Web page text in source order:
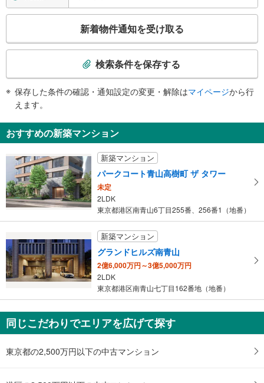
Ａ４出口
バスのりば、青南小学校、青山生涯学習館、南青山３・４丁目
南青山第一マンションズ、フロムファーストビル、根津美術館、岡本太郎記念
学院大学、 アイビーホール（青学会館）、住友南青山ビル、小原流会館、ニ
ッカウヰスキー本社ビル、青山通り、骨董通り、南青山５丁目
（利用時間 ６：００～２２：００）、Ａｏ（アオ）ビル、 紀ノ国屋インタ
ーナショナル、国際連合大学本部、バスのりば１番、コスモス青山、 東京ウ
ィメンズプラザ、 東京都住宅供給公社（ＪＫＫ東京）、青山通り、北青山３
丁目（渋谷側）、神宮前５丁目
Ｂ３出口
青山ライズスクエア、 ＪＣＢ本社、ふくい南青山２９１、南青山５丁目
Ｂ４出口
表参道交差点、みずほ銀行、明治安田生命青山パラシオ、表参道、青山通り、
北青山３丁目（渋谷側）、神宮前５・６丁目
Ｂ５出口
（利用時間 ６：００～２２：３０）、明治安田生命青山パラシオ
・青山学院方面改札・青山通り方面改札⇔Ｂ３出口
［千代田線］
・ホーム⇔表参道交差点改札（Ｂ２Ｆ）⇔北青山方面改札（Ｂ１Ｆ）
エスカレータ
［銀座線］［半蔵門線］
・各ホーム⇔改札
・青山学院方面改札・青山通り方面改札⇔Ｂ３出口
・青山学院方面改札⇔Ｂ４出口
・表参道交差点改札⇔Ａ３出口手前（Ｂ１Ｆ）
・青山通り方面改札⇔Ａ４・Ａ５出口手前（Ｂ１Ｆ）
［千代田線］
・ホーム⇔各改札
・神宮前・原宿方面改札⇔Ｂ５出口
トイレ
《多機能トイレ》
・青山学院方面改札外（Ｂ２Ｆ）
・Ｂ４出口付近（Ｂ１Ｆ）
その他
・ＡＥＤ
検
知
を
取
る
・
を
マ
イ
ペ
に
保
す
新着物件通知を受け取る
検索条件を保存する
保存した条件の確認・通知設定の変更・解除はマイページから行
えます。
おすすめの新築マンション
新築マンション
パークコート青山高樹町 ザ タワー
未定
2LDK
東京都港区南青山6丁目255番、256番1（地番）
新築マンション
グランドヒルズ南青山
2億6,000万円～3億5,000万円
2LDK
東京都港区南青山七丁目162番地（地番）
同じこだわりでエリアを広げて探す
東京都の2,500万円以下の中古マンション